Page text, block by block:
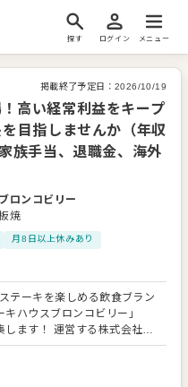
探す ログイン メニュー
掲載終了予定日： 2026/10/19
高い経常利益をキープ
目指しませんか（年収
族手当、退職金、海外
ロンコビリー
焼
月8日以上休みあり
テーキを楽しめる飲食ブラン
ハウスブロンコビリー」
ます！ 運営する株式会社ブ
に上場する安定企業。長くじ
う方はぜひ。寮、住宅や家